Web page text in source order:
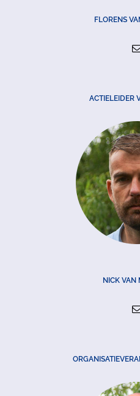
FLORENS
ACTIELEIDER
NICK VAN